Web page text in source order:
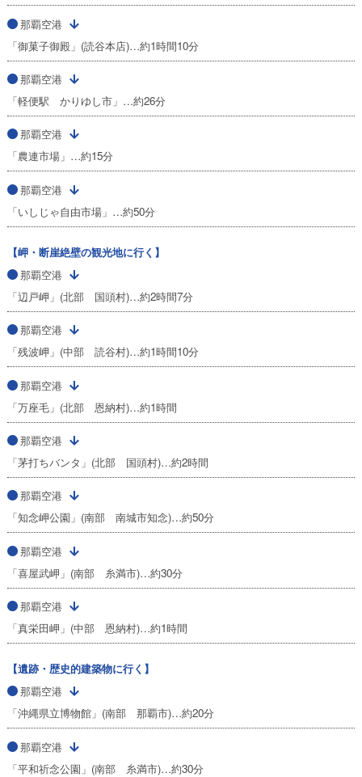
那覇空港
「御菓子御殿」(読谷本店)…約1時間10分
那覇空港
「軽便駅 かりゆし市」…約26分
那覇空港
「農連市場」…約15分
那覇空港
「いしじゃ自由市場」…約50分
【岬・断崖絶壁の観光地に行く】
那覇空港
「辺戸岬」(北部 国頭村)…約2時間7分
那覇空港
「残波岬」(中部 読谷村)…約1時間10分
那覇空港
「万座毛」(北部 恩納村)…約1時間
那覇空港
「茅打ちバンタ」(北部 国頭村)…約2時間
那覇空港
「知念岬公園」(南部 南城市知念)…約50分
那覇空港
「喜屋武岬」(南部 糸満市)…約30分
那覇空港
「真栄田岬」(中部 恩納村)…約1時間
【遺跡・歴史的建築物に行く】
那覇空港
「沖縄県立博物館」(南部 那覇市)…約20分
那覇空港
「平和祈念公園」(南部 糸満市)…約30分